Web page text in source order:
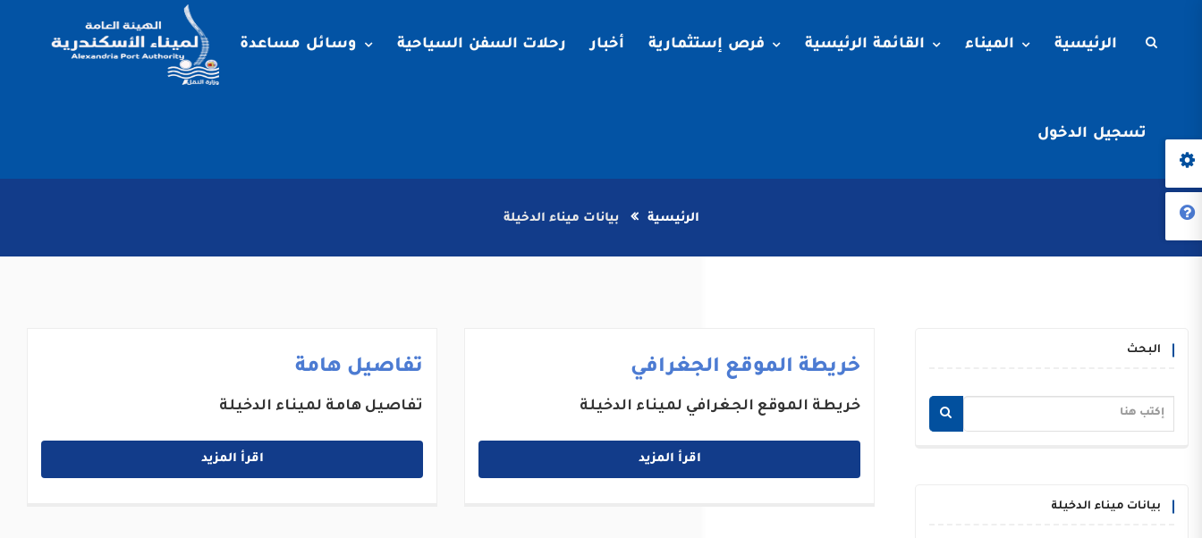
الرئيسية الميناء القائمة الرئيسية فرص إستثمارية أخبار رحلات السفن السياحية وسائل مساعدة
تسجيل الدخول
الرئيسية بيانات ميناء الدخيلة
البحث
بيانات ميناء الدخيلة
خريطة الموقع الجغرافي
خريطة الموقع الجغرافي لميناء الدخيلة
اقرأ المزيد
تفاصيل هامة
تفاصيل هامة لميناء الدخيلة
اقرأ المزيد